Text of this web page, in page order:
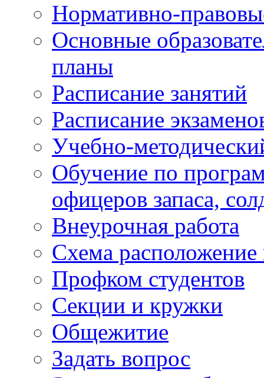
Нормативно-
Основные
планы
Расписание занятий
Расписание
Учебно-
Обучение по
офицеров запаса,
Внеурочная работа
Схема расположение
Профком студентов
Секции и кружки
Общежитие
Задать вопрос